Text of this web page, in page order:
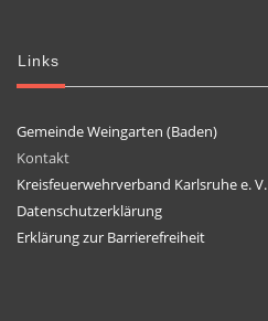
Links
Gemeinde Weingarten (Baden)
Kontakt
Kreisfeuerwehrverband Karlsruhe e. V.
Datenschutzerklärung
Erklärung zur Barrierefreiheit